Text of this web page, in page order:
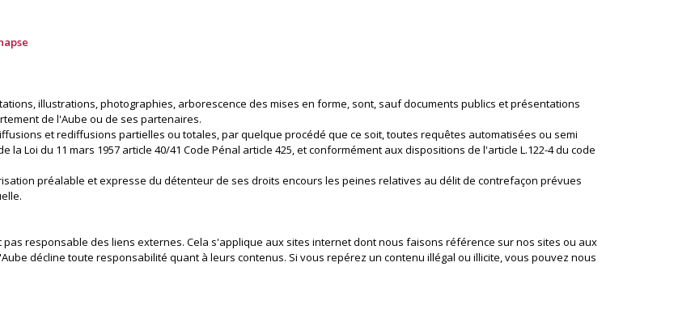
illustrations, photographies, arborescence des mises en forme, sont, sauf documents publics et présentations
de l'Aube ou de ses partenaires.
et rediffusions partielles ou totales, par quelque procédé que ce soit, toutes requêtes automatisées ou semi
Loi du 11 mars 1957 article 40/41 Code Pénal article 425, et conformément aux dispositions de l'article L.122-4 du code
préalable et expresse du détenteur de ses droits encours les peines relatives au délit de contrefaçon prévues
responsable des liens externes. Cela s'applique aux sites internet dont nous faisons référence sur nos sites ou aux
décline toute responsabilité quant à leurs contenus. Si vous repérez un contenu illégal ou illicite, vous pouvez nous